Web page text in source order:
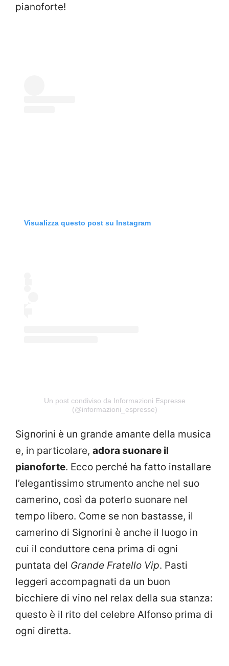
pianoforte!
Visualizza questo post su Instagram
Un post condiviso da Informazioni Espresse
(@informazioni_espresse)
Signorini è un grande amante della musica
e, in particolare, adora suonare il
pianoforte. Ecco perché ha fatto installare
l’elegantissimo strumento anche nel suo
camerino, così da poterlo suonare nel
tempo libero. Come se non bastasse, il
camerino di Signorini è anche il luogo in
cui il conduttore cena prima di ogni
puntata del Grande Fratello Vip. Pasti
leggeri accompagnati da un buon
bicchiere di vino nel relax della sua stanza:
questo è il rito del celebre Alfonso prima di
ogni diretta.